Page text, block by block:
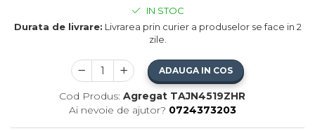
IN STOC
Durata de livrare: Livrarea prin curier a produselor se face in 2
zile.
ADAUGA IN COS
Cod Produs: Agregat TAJN4519ZHR
Ai nevoie de ajutor? 0724373203